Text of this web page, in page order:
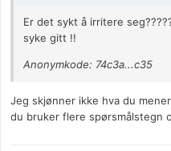
Er det sykt å irritere
syke gitt !!
Anonymkode: 74c3a...c35
Jeg skjønner ikke hva du
du bruker flere spørsmålstegn